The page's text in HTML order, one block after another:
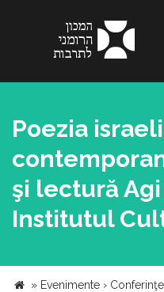
Poezia
şi lectură
Institutul
» Evenimente › Conferinţe